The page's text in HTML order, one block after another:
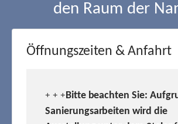
den Raum der
Öffnungszeiten & Anfahrt
+ + +Bitte beachten Sie:
Sanierungsarbeiten wird die